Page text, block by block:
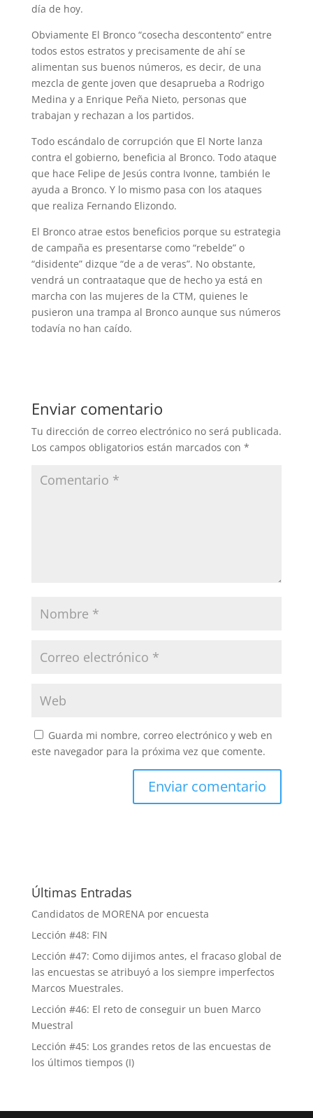
día de hoy.
Obviamente El Bronco “cosecha descontento” entre
todos estos estratos y precisamente de ahí se
alimentan sus buenos números, es decir, de una
mezcla de gente joven que desaprueba a Rodrigo
Medina y a Enrique Peña Nieto, personas que
trabajan y rechazan a los partidos.
Todo escándalo de corrupción que El Norte lanza
contra el gobierno, beneficia al Bronco. Todo ataque
que hace Felipe de Jesús contra Ivonne, también le
ayuda a Bronco. Y lo mismo pasa con los ataques
que realiza Fernando Elizondo.
El Bronco atrae estos beneficios porque su estrategia
de campaña es presentarse como “rebelde” o
“disidente” dizque “de a de veras”. No obstante,
vendrá un contraataque que de hecho ya está en
marcha con las mujeres de la CTM, quienes le
pusieron una trampa al Bronco aunque sus números
todavía no han caído.
Enviar comentario
Tu dirección de correo electrónico no será publicada.
Los campos obligatorios están marcados con *
Guarda mi nombre, correo electrónico y web en
este navegador para la próxima vez que comente.
Últimas Entradas
Candidatos de MORENA por encuesta
Lección #48: FIN
Lección #47: Como dijimos antes, el fracaso global de
las encuestas se atribuyó a los siempre imperfectos
Marcos Muestrales.
Lección #46: El reto de conseguir un buen Marco
Muestral
Lección #45: Los grandes retos de las encuestas de
los últimos tiempos (I)